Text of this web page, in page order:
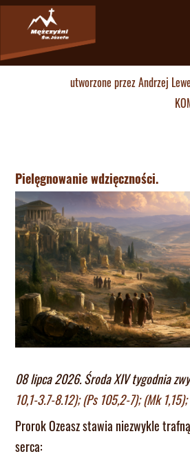
utworzone przezAndrzej
Pielęgnowanie wdzięczności.
08 lipca 2026. Środa XIV tygodnia
10,1-3.7-8.12); (Ps 105,2-7); (Mk
Prorok Ozeasz stawia niezwykle
serca: